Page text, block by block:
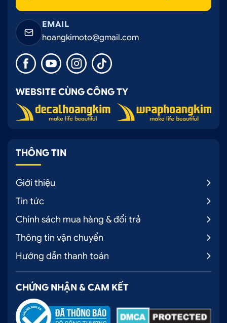
EMAIL
hoangkimoto@gmail.com
WEBSITE CÙNG CÔNG TY
THÔNG TIN
Giới thiệu
Tin tức
Chính sách mua hàng & đổi trả
Thông tin vận chuyển
Hướng dẫn thanh toán
CHỨNG NHẬN & CAM KẾT